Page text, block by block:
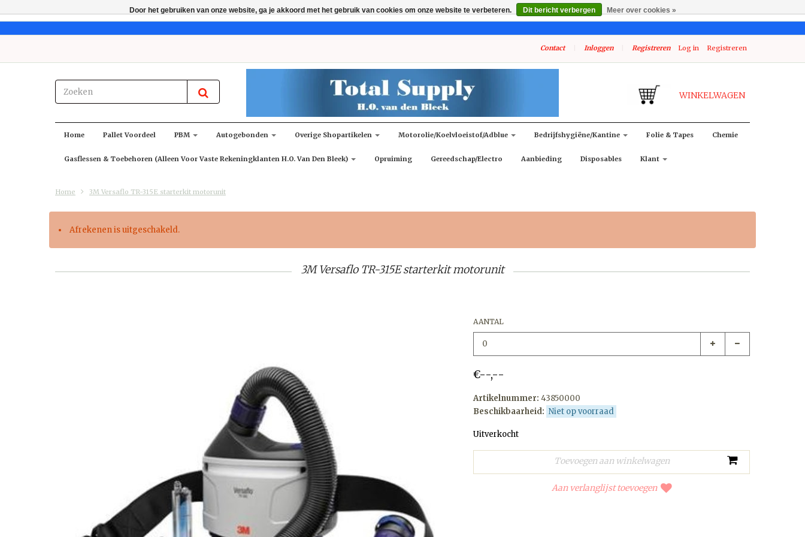
Contact Inloggen Registreren Log in Registreren
WINKELWAGEN
Home Pallet Voordeel PBM Autogebonden Overige Shopartikelen Motorolie/koelvloeistof/adblue Bedrijfshygiëne/kantine Folie & Tapes Chemie
Gasflessen & Toebehoren (alleen Voor Vaste Rekeningklanten H.O. Van Den Bleek) Opruiming Gereedschap/Electro Aanbieding Disposables Klant
Home 3M Versaflo TR-315E starterkit motorunit
Afrekenen is uitgeschakeld.
3M Versaflo TR-315E starterkit motorunit
AANTAL
€--,--
Artikelnummer: 43850000
Beschikbaarheid: Niet op voorraad
Uitverkocht
Aan verlanglijst toevoegen
Door het gebruiken van onze website, ga je akkoord met het gebruik van cookies om onze website te verbeteren. Dit bericht verbergen Meer over cookies »